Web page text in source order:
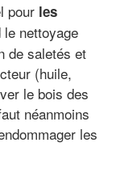
pour les
nettoyage
de saletés et
(huile,
le bois des
néanmoins
les